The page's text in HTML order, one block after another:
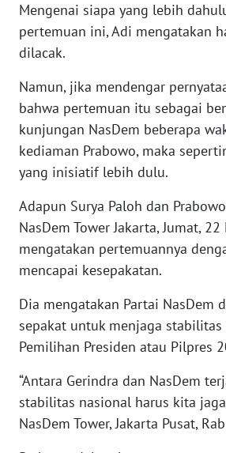
Mengenai siapa yang lebih
pertemuan ini, Adi mengatakan
dilacak.
Namun, jika mendengar
bahwa pertemuan itu sebagai
kunjungan NasDem beberapa
kediaman Prabowo, maka
yang inisiatif lebih dulu.
Adapun Surya Paloh dan
NasDem Tower Jakarta, Jumat,
mengatakan pertemuannya
mencapai kesepakatan.
Dia mengatakan Partai NasDem
sepakat untuk menjaga
Pemilihan Presiden atau Pilpres
“Antara Gerindra dan NasDem
stabilitas nasional harus kita
NasDem Tower, Jakarta Pusat,
PAPUA
BARAT
RIAU
WN
SERAMBI
WN
JAMBI
SULTRA
WN
NTB
SULTENG
WN